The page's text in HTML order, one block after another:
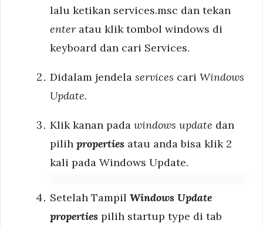
lalu ketikan services.msc dan tekan
enter atau klik tombol windows di
keyboard dan cari Services.
Didalam jendela services cari Windows
Update.
Klik kanan pada windows update dan
pilih properties atau anda bisa klik 2
kali pada Windows Update.
Setelah Tampil Windows Update
properties pilih startup type di tab